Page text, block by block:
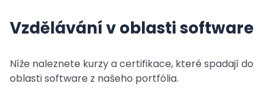
Vzdělávání v oblasti software
Níže naleznete kurzy a certifikace, které spadají do
oblasti software z našeho portfólia.